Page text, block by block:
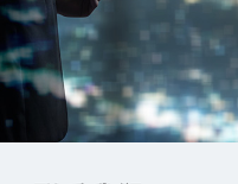
技术研发
生产和质检